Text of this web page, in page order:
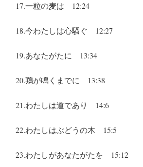
17.一粒の麦は 12:24
18.今わたしは心騒ぐ 12:27
19.あなたがたに 13:34
20.鶏が鳴くまでに 13:38
21.わたしは道であり 14:6
22.わたしはぶどうの木 15:5
23.わたしがあなたがたを 15:12